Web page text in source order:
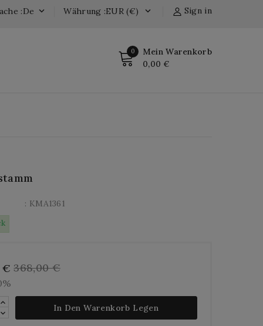
Sign in
Währung :EUR (€) 
:de 
0 Mein Warenkorb
0,00 €
: KMA1361
€ 368,00 €
In Den Warenkorb Legen